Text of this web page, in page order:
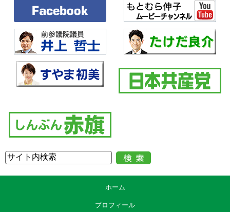
資料の四百九十六ページのところを見ていただきたいんですけれども、
子がいる婚姻関係事件については、原則として、全件、家裁調査官を関
与させるべきだということを、日弁連の皆さんのシンポジウムの提言で
はなされておりまして、こうした部分の拡充ももっと必要でございます
し、三権分立の、人権を守るとりでであるこの裁判所が、政府の総人件
費抑制方針に協力し、定員合理化計画に協力するというのは、本当に私
はおかしいというふうに、先ほども道下議員からもお話がありましたけ
れども、やはりおかしいというふうに思っております。
なぜ削減できるのかということも問いたいというふうに思うんですけれ
た。例えば、下級裁の会計課の方が、四人体制でやっていたのが三人に
なって、そしてメンタルヘルスの不調になって、一人病欠になって、二
人体制になってしまったというお声をお伺いしました。こういうところ
にちゃんとカバーができていないという問題があります。
そして、先ほど事件数の話もありましたけれども、別の下級裁の職員の
方からは、民事訴訟事件も内容が複雑化しているのに、書記官の配置が
また別の下級裁では、メンタルヘルスに不調を来してしまった職員の方
体を壊してしまい、ドミノ倒しのような状況になっていると。これはこ
ホーム
プロフィール